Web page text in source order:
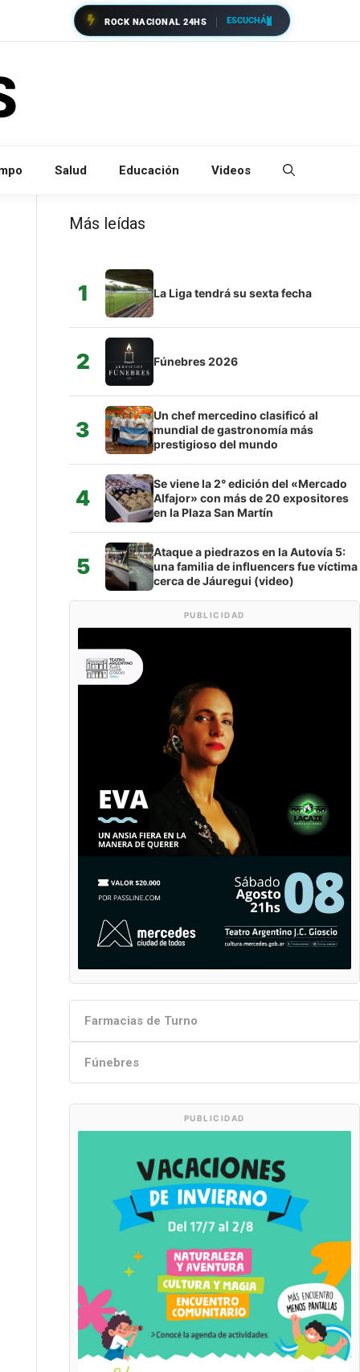
ROCK NACIONAL 24HS ESCUCHÁ
Salud Educación Videos
Más leídas
1 La Liga tendrá su sexta fecha
2 Fúnebres 2026
3
Un chef mercedino clasificó al
mundial de gastronomía más
prestigioso del mundo
4
Se viene la 2° edición del «Mercado
Alfajor» con más de 20 expositores
en la Plaza San Martín
5
Ataque a piedrazos en la Autovía 5:
una familia de influencers fue víctima
cerca de Jáuregui (video)
PUBLICIDAD
Farmacias de Turno
Fúnebres
PUBLICIDAD